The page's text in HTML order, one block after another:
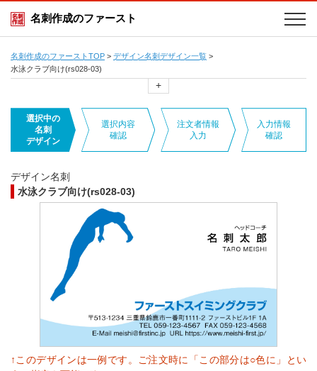
名刺作成のファースト
名刺作成のファーストTOP > デザイン名刺デザイン一覧 >
水泳クラブ向け(rs028-03)
+
選択中の
名刺
デザイン
選択内容
確認
注文者情報
入力
入力情報
確認
デザイン名刺
水泳クラブ向け(rs028-03)
↑このデザインは一例です。ご注文時に「この部分は○色に」とい